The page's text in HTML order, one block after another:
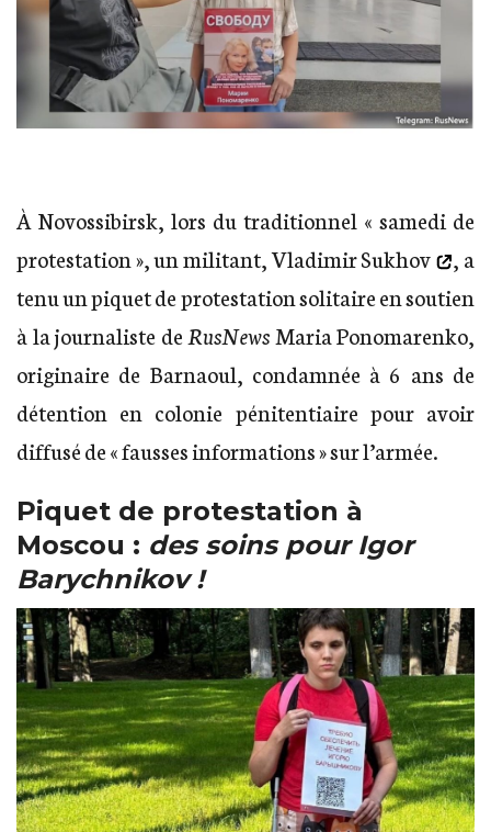
À Novossibirsk, lors du traditionnel « samedi de
protestation », un militant,Vladimir Sukhov
, a
tenu un piquet de protestation solitaire en soutien
à la journaliste de RusNews Maria Ponomarenko,
originaire de Barnaoul, condamnée à 6 ans de
détention en colonie pénitentiaire pour avoir
diffusé de « fausses informations » sur l’armée.
Piquet de protestation à
Moscou : des soins pour Igor
Barychnikov !